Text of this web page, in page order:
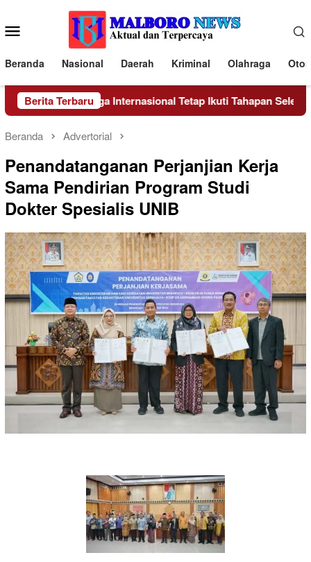
konten
Menu
Mobile
Beranda Nasional Daerah Kriminal Olahraga
Berita Terbaru
Hingga Internasional Tetap Ikuti Tahapan Seleksi
Beranda Advertorial
Penandatanganan Perjanjian Kerja
Sama Pendirian Program Studi
Dokter Spesialis UNIB